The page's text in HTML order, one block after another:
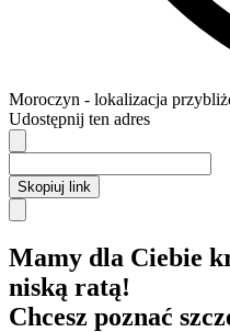
Moroczyn - lokalizacja
Udostępnij ten adres
Skopiuj link
Mamy dla Ciebie
niską ratą!
Chcesz poznać